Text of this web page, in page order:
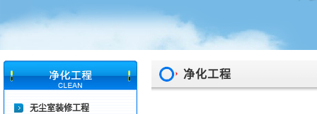
无尘室装修工程
净化工程